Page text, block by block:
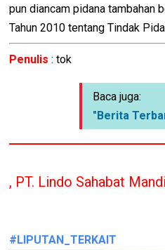
pun diancam pidana tambahan
Tahun 2010 tentang Tindak
Penulis : tok
Baca juga:
"Berita
Mandiri penerbit
#LIPUTAN_TERKAIT